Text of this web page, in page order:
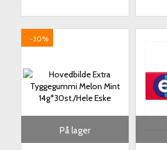
På lager
-30%